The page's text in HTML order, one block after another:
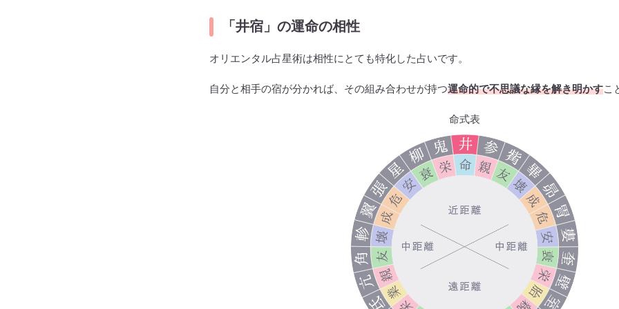
「井宿」の運命の相性
オリエンタル占星術は相性にとても特化した占いです。
自分と相手の宿が分かれば、その組み合わせが持つ運命的で不思議な縁を解き明かすこ
命式表